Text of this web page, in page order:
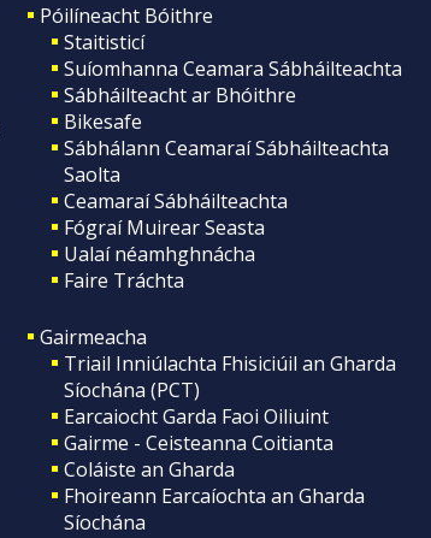
Póilíneacht Bóithre
Staitisticí
Suíomhanna Ceamara Sábháilteachta
Sábháilteacht ar Bhóithre
Bikesafe
Sábhálann Ceamaraí Sábháilteachta
Saolta
Ceamaraí Sábháilteachta
Fógraí Muirear Seasta
Ualaí néamhghnácha
Faire Tráchta
Gairmeacha
Triail Inniúlachta Fhisiciúil an Gharda
Síochána (PCT)
Earcaiocht Garda Faoi Oiliuint
Gairme - Ceisteanna Coitianta
Coláiste an Gharda
Fhoireann Earcaíochta an Gharda
Síochána